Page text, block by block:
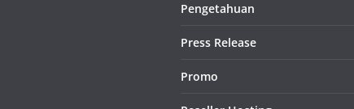
Pengetahuan
Press Release
Promo